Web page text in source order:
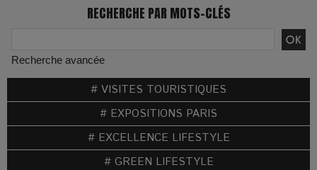
RECHERCHE PAR MOTS-CLÉS
Recherche avancée
# VISITES TOURISTIQUES
# EXPOSITIONS PARIS
# EXCELLENCE LIFESTYLE
# GREEN LIFESTYLE